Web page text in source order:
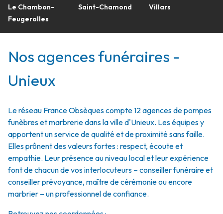
Le Chambon-
Feugerolles
Saint-Chamond
Villars
Nos agences funéraires -
Unieux
Le réseau France Obsèques compte 12 agences de pompes
funèbres et marbrerie dans la ville d'Unieux. Les équipes y
apportent un service de qualité et de proximité sans faille.
Elles prônent des valeurs fortes : respect, écoute et
empathie. Leur présence au niveau local et leur expérience
font de chacun de vos interlocuteurs – conseiller funéraire et
conseiller prévoyance, maître de cérémonie ou encore
marbrier – un professionnel de confiance.